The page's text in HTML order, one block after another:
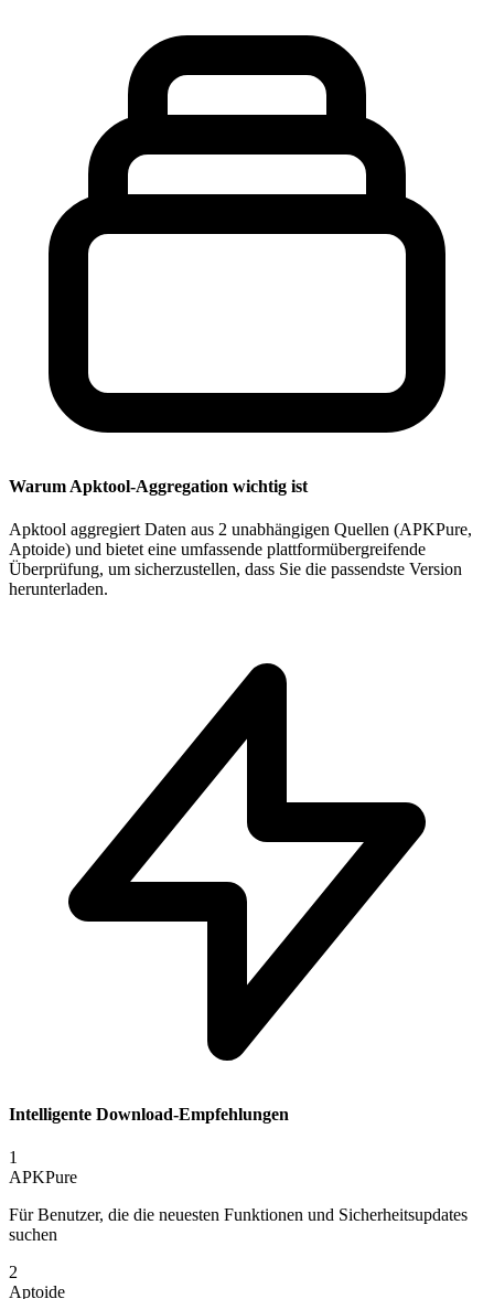
Warum Apktool-Aggregation wichtig ist
Apktool aggregiert Daten aus 2 unabhängigen Quellen (APKPure,
Aptoide) und bietet eine umfassende plattformübergreifende
Überprüfung, um sicherzustellen, dass Sie die passendste Version
herunterladen.
Intelligente Download-Empfehlungen
1
APKPure
Für Benutzer, die die neuesten Funktionen und Sicherheitsupdates
suchen
2
Aptoide